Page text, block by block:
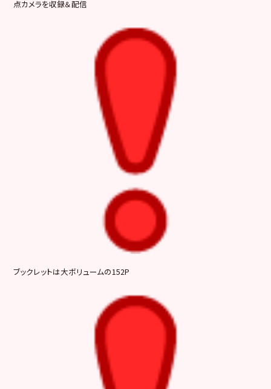
点カメラを収録＆配信
ブックレットは大ボリュームの152P